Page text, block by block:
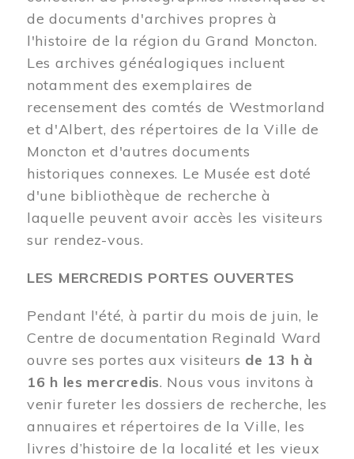
de documents d'archives propres à
l'histoire de la région du Grand Moncton.
Les archives généalogiques incluent
notamment des exemplaires de
recensement des comtés de Westmorland
et d'Albert, des répertoires de la Ville de
Moncton et d'autres documents
historiques connexes. Le Musée est doté
d'une bibliothèque de recherche à
laquelle peuvent avoir accès les visiteurs
sur rendez-vous.
LES MERCREDIS PORTES OUVERTES
Pendant l'été, à partir du mois de juin, le
Centre de documentation Reginald Ward
ouvre ses portes aux visiteurs de 13 h à
16 h les mercredis. Nous vous invitons à
venir fureter les dossiers de recherche, les
annuaires et répertoires de la Ville, les
livres d’histoire de la localité et les vieux